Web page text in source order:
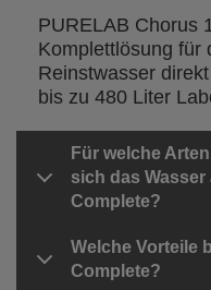
PURELAB Chorus
Komplettlösung für
Reinstwasser
bis zu 480 Liter
Für welche
sich das
Complete?
Welche Vorteile
Complete?